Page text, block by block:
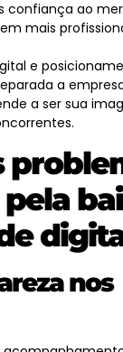
confiança ao
mais
e
a
a ser sua
nos